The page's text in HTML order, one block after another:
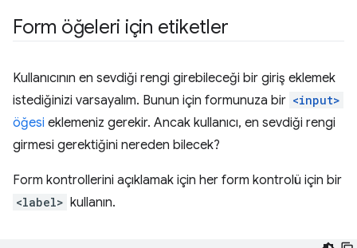
Form öğeleri için etiketler
Kullanıcının en sevdiği rengi girebileceği bir giriş eklemek
istediğinizi varsayalım. Bunun için formunuza bir <input>
öğesi eklemeniz gerekir. Ancak kullanıcı, en sevdiği rengi
girmesi gerektiğini nereden bilecek?
Form kontrollerini açıklamak için her form kontrolü için bir
<label> kullanın.